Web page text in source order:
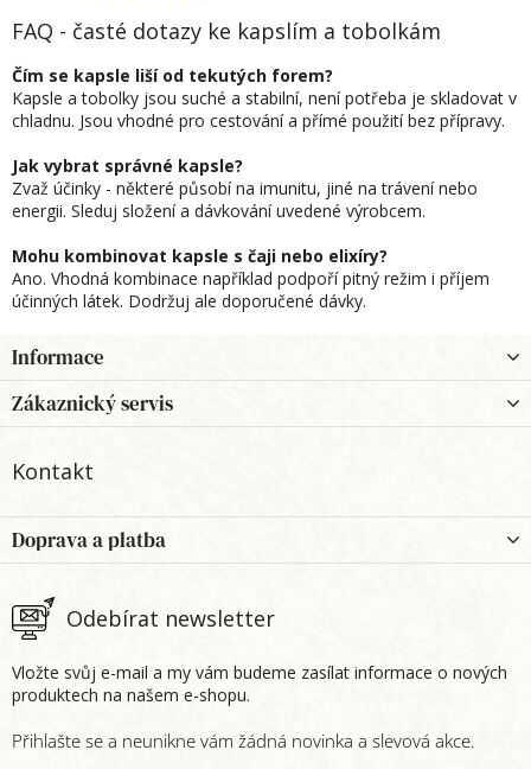
y
ý
p
i
FAQ - časté dotazy ke kapslím a tobolkám
Čím se kapsle liší od tekutých forem?
Kapsle a tobolky jsou suché a stabilní, není potřeba je skladovat v
chladnu. Jsou vhodné pro cestování a přímé použití bez přípravy.
Jak vybrat správné kapsle?
Zvaž účinky - některé působí na imunitu, jiné na trávení nebo
energii. Sleduj složení a dávkování uvedené výrobcem.
Mohu kombinovat kapsle s čaji nebo elixíry?
Ano. Vhodná kombinace například podpoří pitný režim i příjem
účinných látek. Dodržuj ale doporučené dávky.
á
p
a
Informace
Zákaznický servis
Kontakt
Odebírat newsletter
Vložte svůj e-mail a my vám budeme zasílat informace o nových
produktech na našem e-shopu.
Doprava a platba